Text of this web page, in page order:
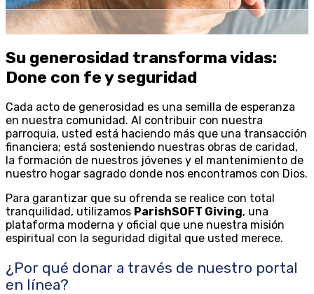
Su generosidad transforma vidas:
Done con fe y seguridad
Cada acto de generosidad es una semilla de esperanza
en nuestra comunidad. Al contribuir con nuestra
parroquia, usted está haciendo más que una transacción
financiera; está sosteniendo nuestras obras de caridad,
la formación de nuestros jóvenes y el mantenimiento de
nuestro hogar sagrado donde nos encontramos con Dios.
Para garantizar que su ofrenda se realice con total
tranquilidad, utilizamos ParishSOFT Giving, una
plataforma moderna y oficial que une nuestra misión
espiritual con la seguridad digital que usted merece.
¿Por qué donar a través de nuestro portal
en línea?